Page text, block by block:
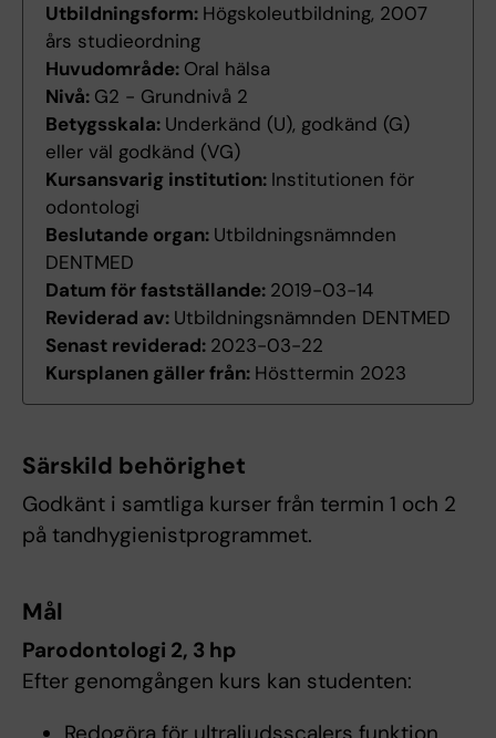
Utbildningsform: Högskoleutbildning, 2007
års studieordning
Huvudområde: Oral hälsa
Nivå: G2 - Grundnivå 2
Betygsskala: Underkänd (U), godkänd (G)
eller väl godkänd (VG)
Kursansvarig institution: Institutionen för
odontologi
Beslutande organ: Utbildningsnämnden
DENTMED
Datum för fastställande: 2019-03-14
Reviderad av: Utbildningsnämnden DENTMED
Senast reviderad: 2023-03-22
Kursplanen gäller från: Hösttermin 2023
Särskild behörighet
Godkänt i samtliga kurser från termin 1 och 2
på tandhygienistprogrammet.
Mål
Parodontologi 2, 3 hp
Efter genomgången kurs kan studenten: